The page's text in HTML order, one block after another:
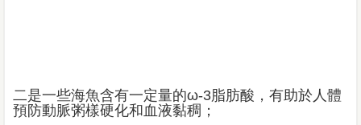
二是一些海魚含有一定量的ω-3脂肪酸，有助於人體
預防動脈粥樣硬化和血液黏稠；